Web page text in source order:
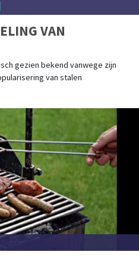
VAN
gezien bekend vanwege zijn
van stalen